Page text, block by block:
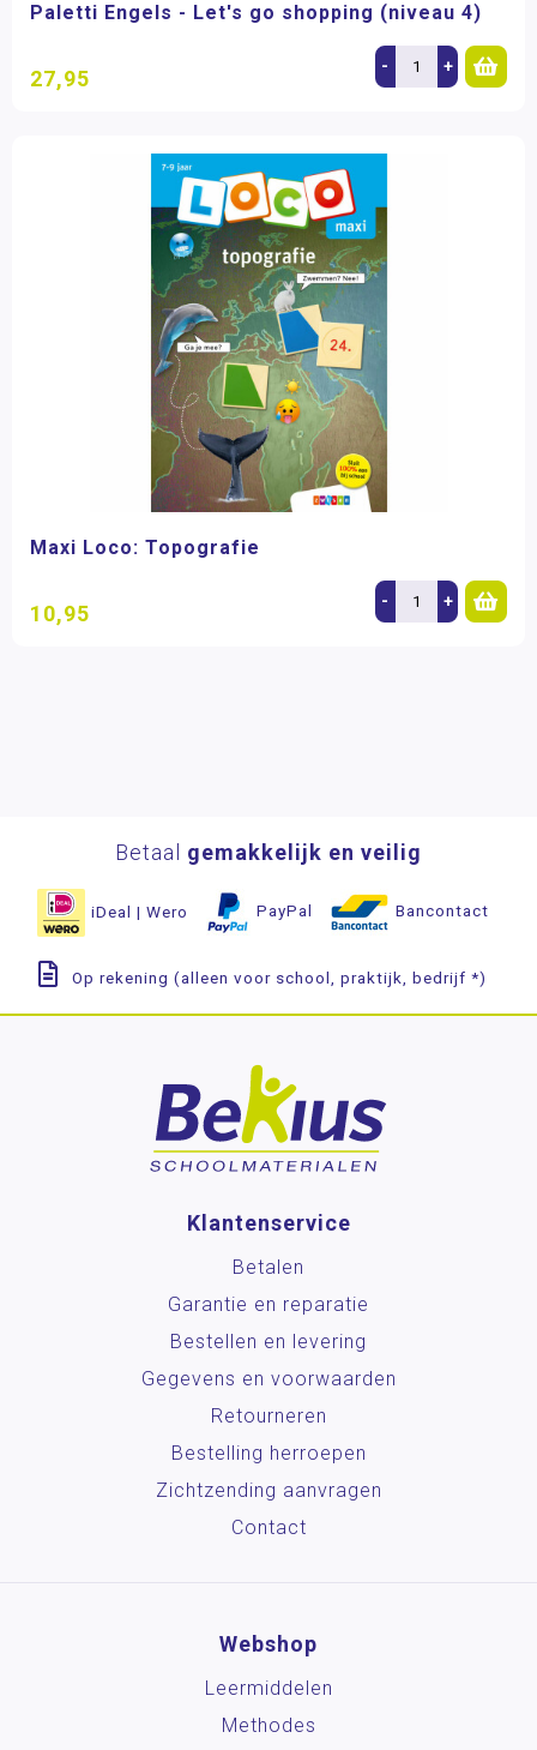
Paletti Engels - Let's go shopping (niveau 4)
27,95 - +
Maxi Loco: Topografie
10,95 - +
Betaal gemakkelijk en veilig
iDeal | Wero PayPal Bancontact
Op rekening (alleen voor school, praktijk, bedrijf *)
Klantenservice
Betalen
Garantie en reparatie
Bestellen en levering
Gegevens en voorwaarden
Retourneren
Bestelling herroepen
Zichtzending aanvragen
Contact
Webshop
Leermiddelen
Methodes